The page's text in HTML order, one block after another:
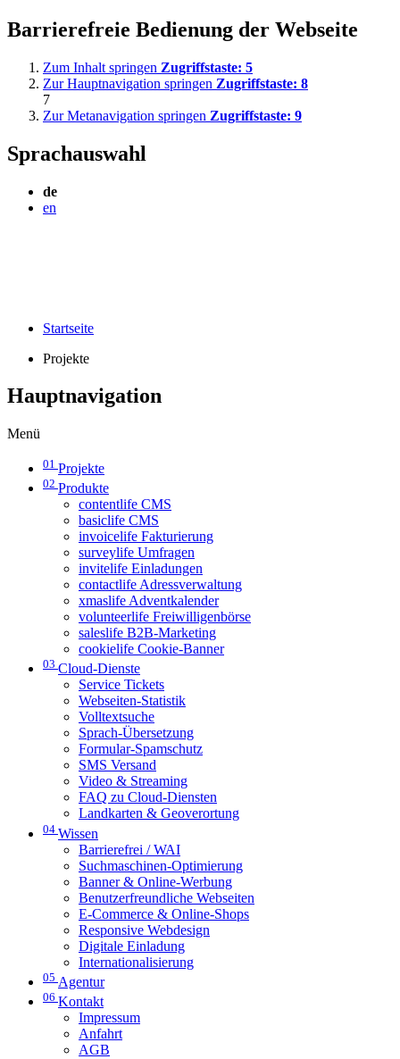
Barrierefreie Bedienung der Webseite
Zum Inhalt springen Zugriffstaste: 5
Zur Hauptnavigation springen Zugriffstaste: 8
7
Zur Metanavigation springen Zugriffstaste: 9
Sprachauswahl
de
en
Startseite
Projekte
Hauptnavigation
Menü
01 Projekte
02 Produkte
contentlife CMS
basiclife CMS
invoicelife Fakturierung
surveylife Umfragen
invitelife Einladungen
contactlife Adressverwaltung
xmaslife Adventkalender
volunteerlife Freiwilligenbörse
saleslife B2B-Marketing
cookielife Cookie-Banner
03 Cloud-Dienste
Service Tickets
Webseiten-Statistik
Volltextsuche
Sprach-Übersetzung
Formular-Spamschutz
SMS Versand
Video & Streaming
FAQ zu Cloud-Diensten
Landkarten & Geoverortung
04 Wissen
Barrierefrei / WAI
Suchmaschinen-Optimierung
Banner & Online-Werbung
Benutzerfreundliche Webseiten
E-Commerce & Online-Shops
Responsive Webdesign
Digitale Einladung
Internationalisierung
05 Agentur
06 Kontakt
Impressum
Anfahrt
AGB